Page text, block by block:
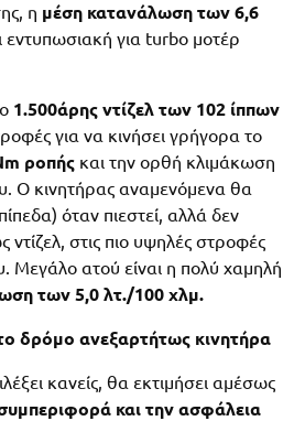
η μέση κατανάλωση των 6,6
εντυπωσιακή για turbo μοτέρ
1.500άρης ντίζελ των 102 ίππων
για να κινήσει γρήγορα το
ροπής και την ορθή κλιμάκωση
Ο κινητήρας αναμενόμενα θα
όταν πιεστεί, αλλά δεν
ντίζελ, στις πιο υψηλές στροφές
Μεγάλο ατού είναι η πολύ χαμηλή
των 5,0 λτ./100 χλμ.
δρόμο ανεξαρτήτως κινητήρα
κανείς, θα εκτιμήσει αμέσως
και την ασφάλεια